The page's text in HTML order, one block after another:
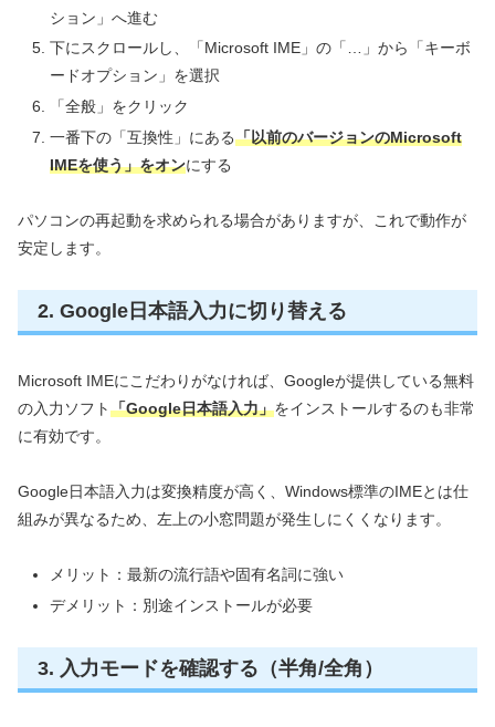
ション」へ進む
下にスクロールし、「Microsoft IME」の「…」から「キーボ
ードオプション」を選択
「全般」をクリック
一番下の「互換性」にある「以前のバージョンのMicrosoft
IMEを使う」をオンにする
パソコンの再起動を求められる場合がありますが、これで動作が
安定します。
2. Google日本語入力に切り替える
Microsoft IMEにこだわりがなければ、Googleが提供している無料
の入力ソフト「Google日本語入力」をインストールするのも非常
に有効です。
Google日本語入力は変換精度が高く、Windows標準のIMEとは仕
組みが異なるため、左上の小窓問題が発生しにくくなります。
メリット：最新の流行語や固有名詞に強い
デメリット：別途インストールが必要
3. 入力モードを確認する（半角/全角）